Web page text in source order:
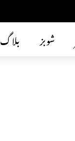
بلاگ شوبز